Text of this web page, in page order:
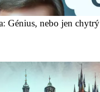
Génius, nebo jen chytrý